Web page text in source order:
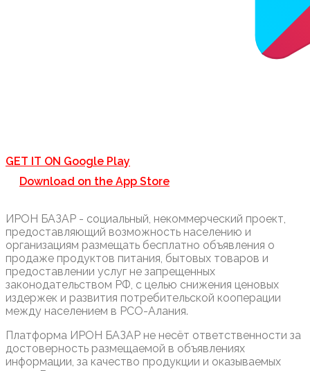
GET IT ON Google Play
Download on the App Store
ИРОН БАЗАР - социальный, некоммерческий проект,
предоставляющий возможность населению и
организациям размещать бесплатно объявления о
продаже продуктов питания, бытовых товаров и
предоставлении услуг не запрещенных
законодательством РФ, с целью снижения ценовых
издержек и развития потребительской кооперации
между населением в РСО-Алания.
Платформа ИРОН БАЗАР не несёт ответственности за
достоверность размещаемой в объявлениях
информации, за качество продукции и оказываемых